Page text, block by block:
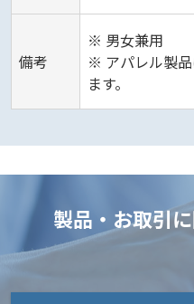
備考
※ 男女兼用
※ アパレル製
ます。
製品・お取引